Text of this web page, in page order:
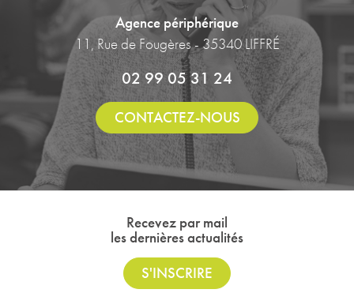
Agence périphérique
11, Rue de Fougères - 35340 LIFFRÉ
02 99 05 31 24
CONTACTEZ-NOUS
Recevez par mail
les dernières actualités
S'INSCRIRE